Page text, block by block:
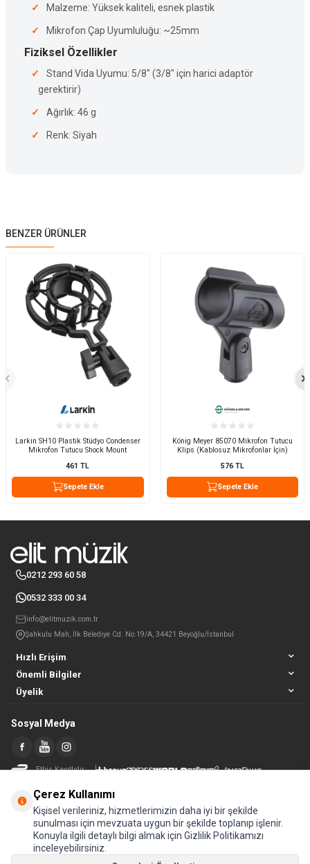
Malzeme: Yüksek kaliteli, esnek plastik
Mikrofon Çap Uyumluluğu: ~25mm
Fiziksel Özellikler
Stand Vida Uyumu: 5/8" (3/8" için harici adaptör
gerektirir)
Ağırlık: 46 g
Renk: Siyah
BENZER ÜRÜNLER
Larkin SH10 Plastik Stüdyo Condenser
Mikrofon Tutucu Shock Mount
461 TL
Sepete Ekle
König Meyer 85070 Mikrofon Tutucu
Klips (Kablosuz Mikrofonlar İçin)
576TL
Sepete Ekle
Hızlı Erişim
Önemli Bilgiler
Üyelik
0212 293 60 58
0532 333 00 34
info@elitmuzik.com.tr
Şahkulu Mah, İlk Belediye Cd. No:19/A, 34421 Beyoğlu/İstanbul
Sosyal Medya
Etbis Kayıtlıdır
Çerez Kullanımı
Kişisel verileriniz, hizmetlerimizin daha iyi bir şekilde
sunulması için mevzuata uygun bir şekilde toplanıp işlenir.
Konuyla ilgili detaylı bilgi almak için Gizlilik Politikamızı
inceleyebilirsiniz.